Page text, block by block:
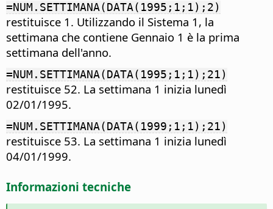
=NUM.SETTIMANA(DATA(1995;1;1);2)
restituisce 1. Utilizzando il Sistema 1, la
settimana che contiene Gennaio 1 è la prima
settimana dell'anno.
=NUM.SETTIMANA(DATA(1995;1;1);21)
restituisce 52. La settimana 1 inizia lunedì
02/01/1995.
=NUM.SETTIMANA(DATA(1999;1;1);21)
restituisce 53. La settimana 1 inizia lunedì
04/01/1999.
Informazioni tecniche